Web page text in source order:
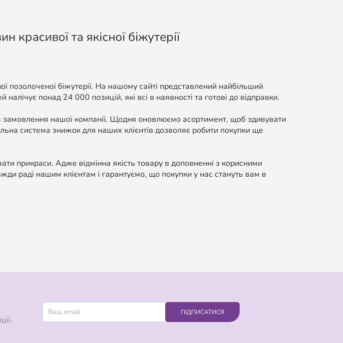
та якісної біжутерії
позолоченої біжутерії. На нашому сайті представлений найбільший
понад 24 000 позицій, які всі в наявності та готові до відправки.
нашої компанії. Щодня оновлюємо асортимент, щоб здивувати
система знижок для наших клієнтів дозволяє робити покупки ще
прикраси. Адже відмінна якість товару в доповненні з корисними
раді нашим клієнтам і гарантуємо, що покупки у нас стануть вам в
ПІДПИСАТИСЯ